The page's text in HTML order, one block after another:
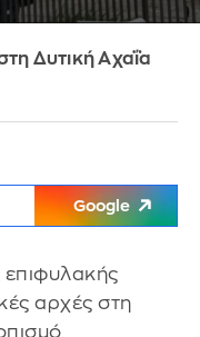
Δυτική Αχαΐα
Google
αρχές στη